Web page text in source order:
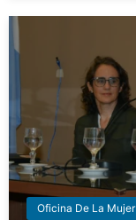
Oficina De La Mujer